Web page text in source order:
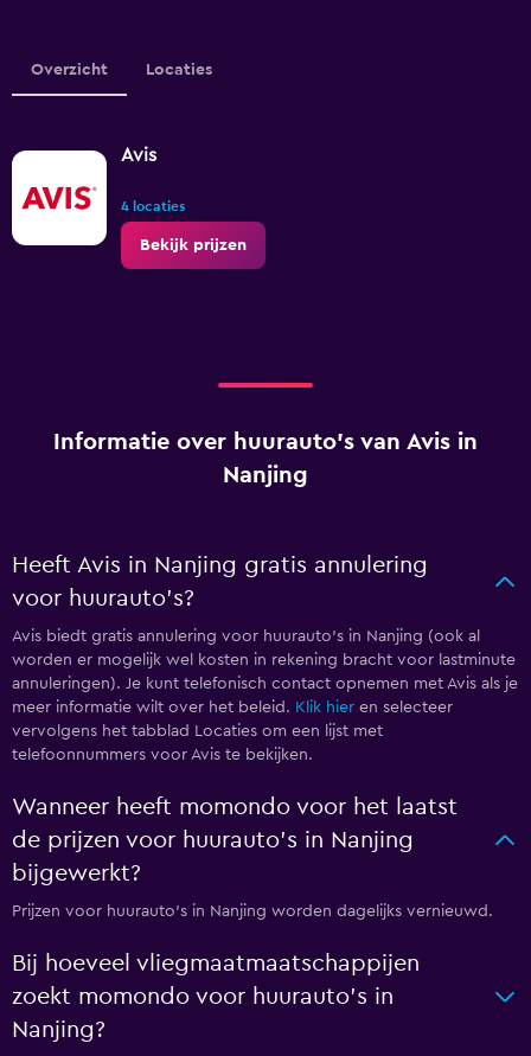
Overzicht Locaties
Avis
4 locaties
Bekijk prijzen
Informatie over huurauto's van Avis in
Nanjing
Heeft Avis in Nanjing gratis annulering
voor huurauto's?
Avis biedt gratis annulering voor huurauto's in Nanjing (ook al
worden er mogelijk wel kosten in rekening bracht voor lastminute
annuleringen). Je kunt telefonisch contact opnemen met Avis als je
meer informatie wilt over het beleid. Klik hier en selecteer
vervolgens het tabblad Locaties om een lijst met
telefoonnummers voor Avis te bekijken.
Wanneer heeft momondo voor het laatst
de prijzen voor huurauto's in Nanjing
bijgewerkt?
Prijzen voor huurauto's in Nanjing worden dagelijks vernieuwd.
Bij hoeveel vliegmaatmaatschappijen
zoekt momondo voor huurauto's in
Nanjing?